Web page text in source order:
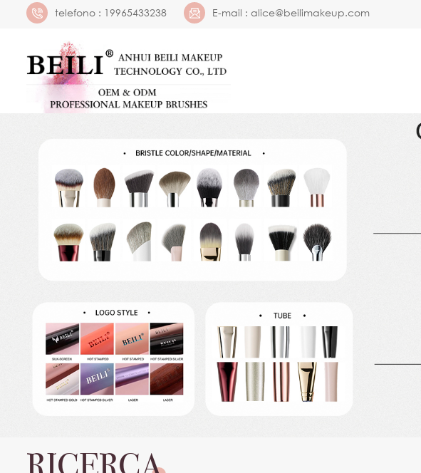
telefono : 19965433238 E-mail : alice@beilimakeup.com